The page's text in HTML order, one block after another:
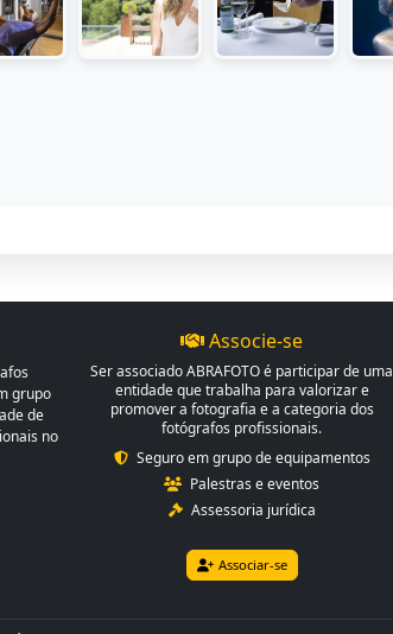
grupo
de
no
Associe-se
Ser associado ABRAFOTO é participar de uma
entidade que trabalha para valorizar e
promover a fotografia e a categoria dos
fotógrafos profissionais.
Seguro em grupo de equipamentos
Palestras e eventos
Assessoria jurídica
Associar-se